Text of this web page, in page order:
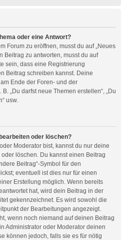
oder eine Antwort?
Forum zu eröffnen, musst du auf „Neues
Beitrag zu antworten, musst du auf
sein, dass eine Registrierung
Beitrag schreiben kannst. Deine
Ende der Foren- und der
„Du darfst neue Themen erstellen“, „Du
usw.
oder löschen?
Moderator bist, kannst du nur deine
löschen. Du kannst einen Beitrag
Beitrag“-Symbol für den
eventuell ist dies nur für einen
Erstellung möglich. Wenn bereits
hat, wird dein Beitrag in der
gekennzeichnet. Es wird sowohl die
der Bearbeitungen angezeigt.
wenn noch niemand auf deinen Beitrag
Administrator oder Moderator deinen
können jedoch, falls sie es für nötig